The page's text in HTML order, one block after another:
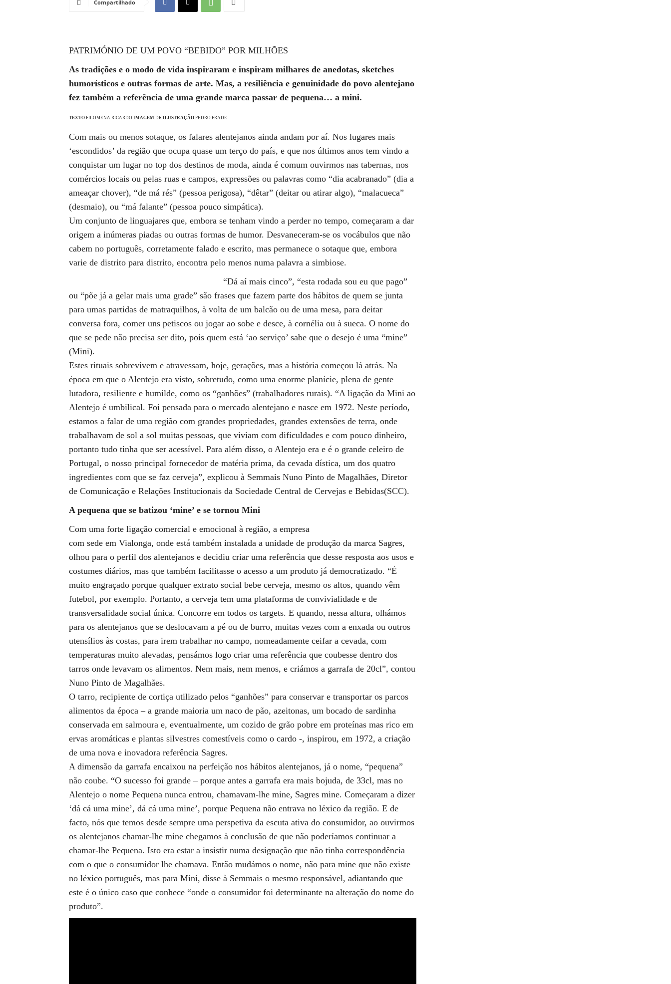
Compartilhado
PATRIMÓNIO DE UM POVO “BEBIDO” POR MILHÕES
As tradições e o modo de vida inspiraram e inspiram milhares de anedotas, sketches
humorísticos e outras formas de arte. Mas, a resiliência e genuinidade do povo alentejano
fez também a referência de uma grande marca passar de pequena… a mini.
TEXTO FILOMENA RICARDO IMAGEM DR ILUSTRAÇÃO PEDRO FRADE
Com mais ou menos sotaque, os falares alentejanos ainda andam por aí. Nos lugares mais
‘escondidos’ da região que ocupa quase um terço do país, e que nos últimos anos tem vindo a
conquistar um lugar no top dos destinos de moda, ainda é comum ouvirmos nas tabernas, nos
comércios locais ou pelas ruas e campos, expressões ou palavras como “dia acabranado” (dia a
ameaçar chover), “de má rés” (pessoa perigosa), “dêtar” (deitar ou atirar algo), “malacueca”
(desmaio), ou “má falante” (pessoa pouco simpática).
Um conjunto de linguajares que, embora se tenham vindo a perder no tempo, começaram a dar
origem a inúmeras piadas ou outras formas de humor. Desvaneceram-se os vocábulos que não
cabem no português, corretamente falado e escrito, mas permanece o sotaque que, embora
varie de distrito para distrito, encontra pelo menos numa palavra a simbiose.
“Dá aí mais cinco”, “esta rodada sou eu que pago”
ou “põe já a gelar mais uma grade” são frases que fazem parte dos hábitos de quem se junta
para umas partidas de matraquilhos, à volta de um balcão ou de uma mesa, para deitar
conversa fora, comer uns petiscos ou jogar ao sobe e desce, à cornélia ou à sueca. O nome do
que se pede não precisa ser dito, pois quem está ‘ao serviço’ sabe que o desejo é uma “mine”
(Mini).
Estes rituais sobrevivem e atravessam, hoje, gerações, mas a história começou lá atrás. Na
época em que o Alentejo era visto, sobretudo, como uma enorme planície, plena de gente
lutadora, resiliente e humilde, como os “ganhões” (trabalhadores rurais). “A ligação da Mini ao
Alentejo é umbilical. Foi pensada para o mercado alentejano e nasce em 1972. Neste período,
estamos a falar de uma região com grandes propriedades, grandes extensões de terra, onde
trabalhavam de sol a sol muitas pessoas, que viviam com dificuldades e com pouco dinheiro,
portanto tudo tinha que ser acessível. Para além disso, o Alentejo era e é o grande celeiro de
Portugal, o nosso principal fornecedor de matéria prima, da cevada dística, um dos quatro
ingredientes com que se faz cerveja”, explicou à Semmais Nuno Pinto de Magalhães, Diretor
de Comunicação e Relações Institucionais da Sociedade Central de Cervejas e Bebidas(SCC).
A pequena que se batizou ‘mine’ e se tornou Mini
Com uma forte ligação comercial e emocional à região, a empresa
com sede em Vialonga, onde está também instalada a unidade de produção da marca Sagres,
olhou para o perfil dos alentejanos e decidiu criar uma referência que desse resposta aos usos e
costumes diários, mas que também facilitasse o acesso a um produto já democratizado. “É
muito engraçado porque qualquer extrato social bebe cerveja, mesmo os altos, quando vêm
futebol, por exemplo. Portanto, a cerveja tem uma plataforma de convivialidade e de
transversalidade social única. Concorre em todos os targets. E quando, nessa altura, olhámos
para os alentejanos que se deslocavam a pé ou de burro, muitas vezes com a enxada ou outros
utensílios às costas, para irem trabalhar no campo, nomeadamente ceifar a cevada, com
temperaturas muito alevadas, pensámos logo criar uma referência que coubesse dentro dos
tarros onde levavam os alimentos. Nem mais, nem menos, e criámos a garrafa de 20cl”, contou
Nuno Pinto de Magalhães.
O tarro, recipiente de cortiça utilizado pelos “ganhões” para conservar e transportar os parcos
alimentos da época – a grande maioria um naco de pão, azeitonas, um bocado de sardinha
conservada em salmoura e, eventualmente, um cozido de grão pobre em proteínas mas rico em
ervas aromáticas e plantas silvestres comestíveis como o cardo -, inspirou, em 1972, a criação
de uma nova e inovadora referência Sagres.
A dimensão da garrafa encaixou na perfeição nos hábitos alentejanos, já o nome, “pequena”
não coube. “O sucesso foi grande – porque antes a garrafa era mais bojuda, de 33cl, mas no
Alentejo o nome Pequena nunca entrou, chamavam-lhe mine, Sagres mine. Começaram a dizer
‘dá cá uma mine’, dá cá uma mine’, porque Pequena não entrava no léxico da região. E de
facto, nós que temos desde sempre uma perspetiva da escuta ativa do consumidor, ao ouvirmos
os alentejanos chamar-lhe mine chegamos à conclusão de que não poderíamos continuar a
chamar-lhe Pequena. Isto era estar a insistir numa designação que não tinha correspondência
com o que o consumidor lhe chamava. Então mudámos o nome, não para mine que não existe
no léxico português, mas para Mini, disse à Semmais o mesmo responsável, adiantando que
este é o único caso que conhece “onde o consumidor foi determinante na alteração do nome do
produto”.